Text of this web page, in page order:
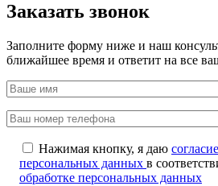
Заказать звонок
Заполните форму ниже и наш
ближайшее время и ответит на все
Нажимая кнопку, я даю
персональных данных в
обработке персональных данных